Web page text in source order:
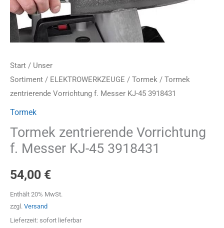
Start / Unser
Sortiment / ELEKTROWERKZEUGE / Tormek / Tormek
zentrierende Vorrichtung f. Messer KJ-45 3918431
Tormek
Tormek zentrierende Vorrichtung
f. Messer KJ-45 3918431
54,00 €
Enthält 20% MwSt.
zzgl. Versand
Lieferzeit: sofort lieferbar